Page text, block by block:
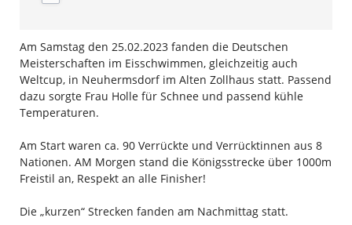
Am Samstag den 25.02.2023 fanden die Deutschen
Meisterschaften im Eisschwimmen, gleichzeitig auch
Weltcup, in Neuhermsdorf im Alten Zollhaus statt. Passend
dazu sorgte Frau Holle für Schnee und passend kühle
Temperaturen.
Am Start waren ca. 90 Verrückte und Verrücktinnen aus 8
Nationen. AM Morgen stand die Königsstrecke über 1000m
Freistil an, Respekt an alle Finisher!
Die „kurzen“ Strecken fanden am Nachmittag statt.